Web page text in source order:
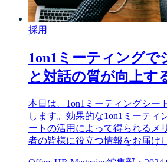
採用
1on1ミーティングで
と対話の質が向上す
本日は、1on1ミーティングシー
します。効果的な1on1ミーティ
ートの活用によって得られるメ
者の皆様に役立つ情報をお届け